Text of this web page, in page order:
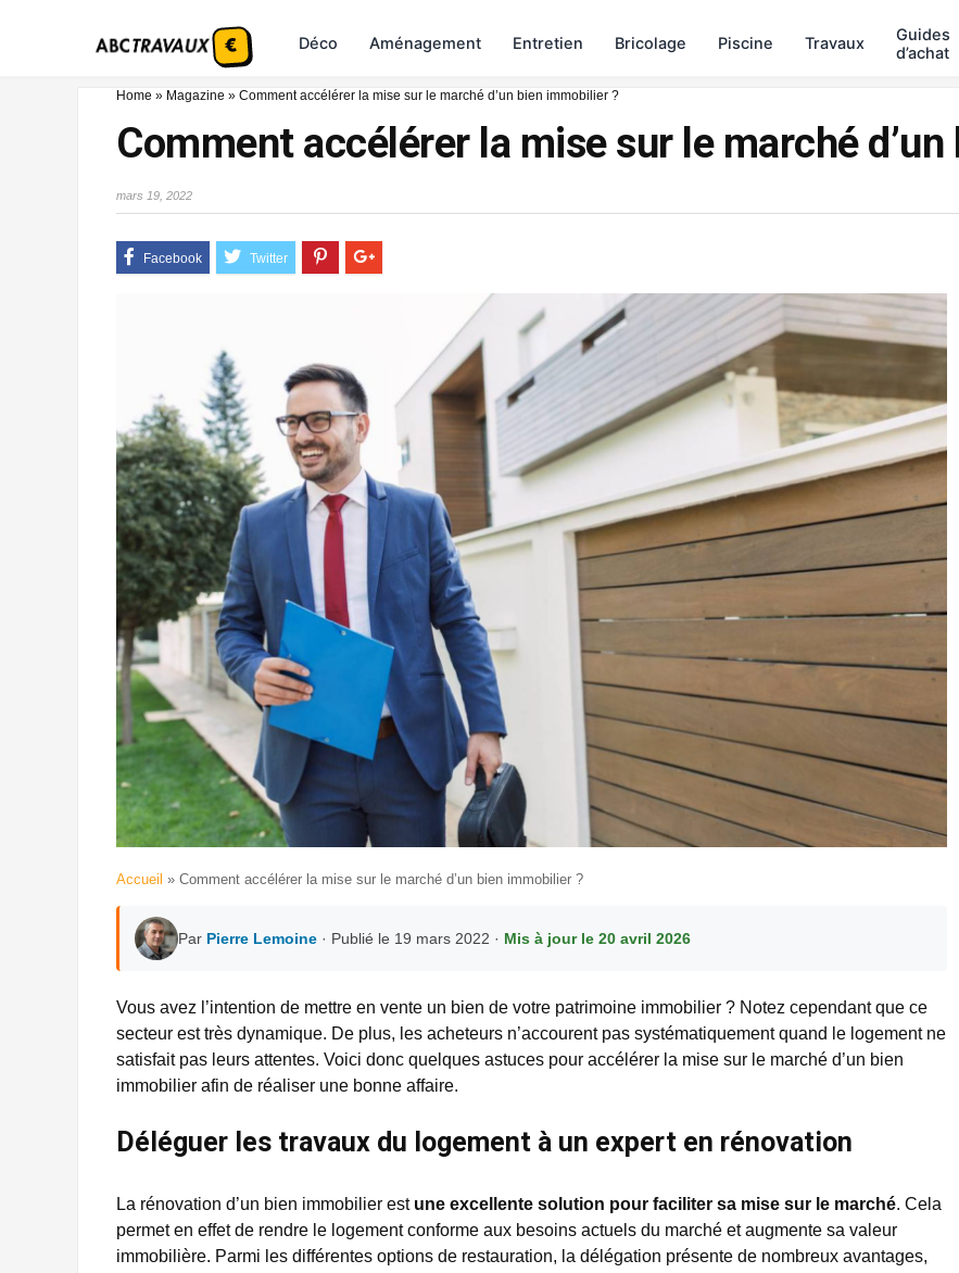
Déco Aménagement Entretien Bricolage Piscine Travaux
Guides
d’achat
Home » Magazine » Comment accélérer la mise sur le marché d’un bien immobilier ?
Comment accélérer la mise sur le marché
mars 19, 2022
Accueil » Comment accélérer la mise sur le marché d’un bien immobilier ?
Par Pierre Lemoine · Publié le 19 mars 2022 · Mis à jour le 20 avril 2026
Vous avez l’intention de mettre en vente un bien de votre patrimoine immobilier ? Notez cependant que ce
secteur est très dynamique. De plus, les acheteurs n’accourent pas systématiquement quand le logement ne
satisfait pas leurs attentes. Voici donc quelques astuces pour accélérer la mise sur le marché d’un bien
immobilier afin de réaliser une bonne affaire.
Déléguer les travaux du logement à un expert en rénovation
La rénovation d’un bien immobilier est une excellente solution pour faciliter sa mise sur le marché. Cela
permet en effet de rendre le logement conforme aux besoins actuels du marché et augmente sa valeur
immobilière. Parmi les différentes options de restauration, la délégation présente de nombreux avantages,